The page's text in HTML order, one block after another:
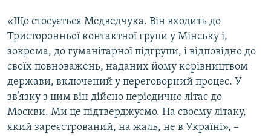
«Що стосується Медведчука. Він входить до
Тристоронньої контактної групи у Мінську і,
зокрема, до гуманітарної підгрупи, і відповідно до
своїх повноважень, наданих йому керівництвом
держави, включений у переговорний процес. У
зв’язку з цим він дійсно періодично літає до
Москви. Ми це підтверджуємо. На своєму літаку,
який зареєстрований, на жаль, не в Україні», –